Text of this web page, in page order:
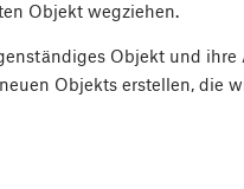
Objekt wegziehen.
Objekt und
Objekts erstellen, die